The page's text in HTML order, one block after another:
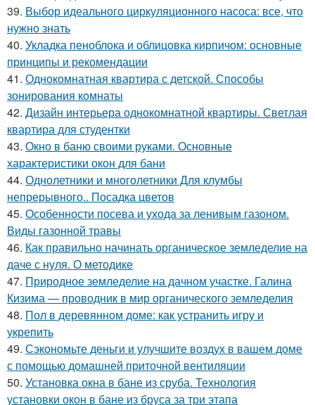
39. Выбор идеального циркуляционного насоса: все, что
нужно знать
40. Укладка пеноблока и облицовка кирпичом: основные
принципы и рекомендации
41. Однокомнатная квартира с детской. Способы
зонирования комнаты
42. Дизайн интерьера однокомнатной квартиры. Светлая
квартира для студентки
43. Окно в баню своими руками. Основные
характеристики окон для бани
44. Однолетники и многолетники Для клумбы
непрерывного.. Посадка цветов
45. Особенности посева и ухода за ленивым газоном.
Виды газонной травы
46. Как правильно начинать органическое земледелие на
даче с нуля. О методике
47. Природное земледелие на дачном участке. Галина
Кизима — проводник в мир органического земледелия
48. Пол в деревянном доме: как устранить игру и
укрепить
49. Сэкономьте деньги и улучшите воздух в вашем доме
с помощью домашней приточной вентиляции
50. Установка окна в бане из сруба. Технология
установки окон в бане из бруса за три этапа